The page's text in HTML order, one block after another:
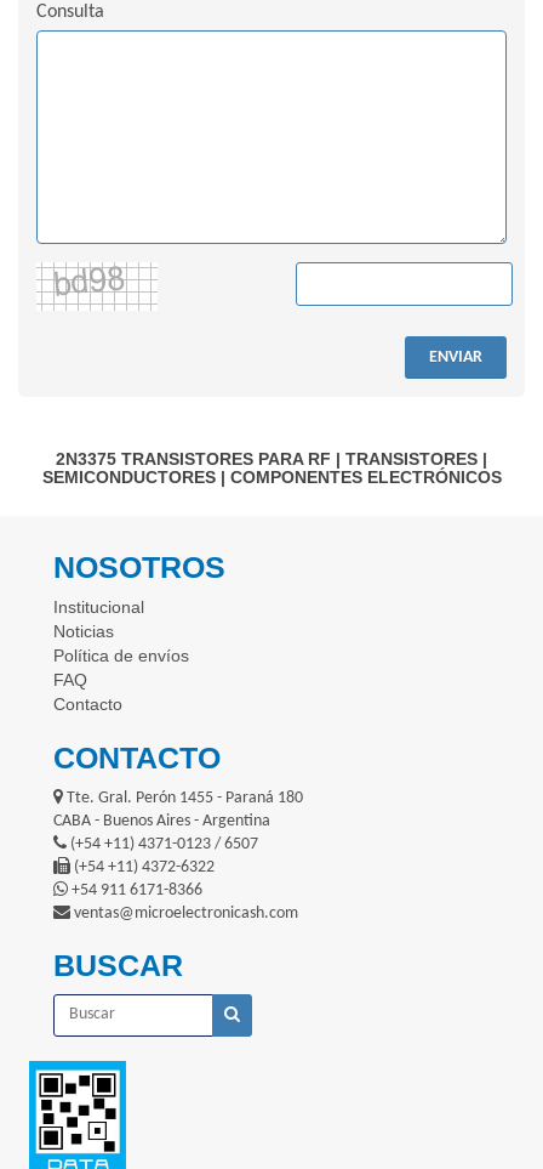
Consulta
ENVIAR
2N3375 TRANSISTORES PARA RF | TRANSISTORES |
SEMICONDUCTORES| COMPONENTES ELECTRÓNICOS
NOSOTROS
Institucional
Noticias
Política de envíos
FAQ
Contacto
CONTACTO
Tte. Gral. Perón 1455 - Paraná 180
CABA - Buenos Aires - Argentina
(+54 +11) 4371-0123 / 6507
(+54 +11) 4372-6322
+54 911 6171-8366
ventas@microelectronicash.com
BUSCAR